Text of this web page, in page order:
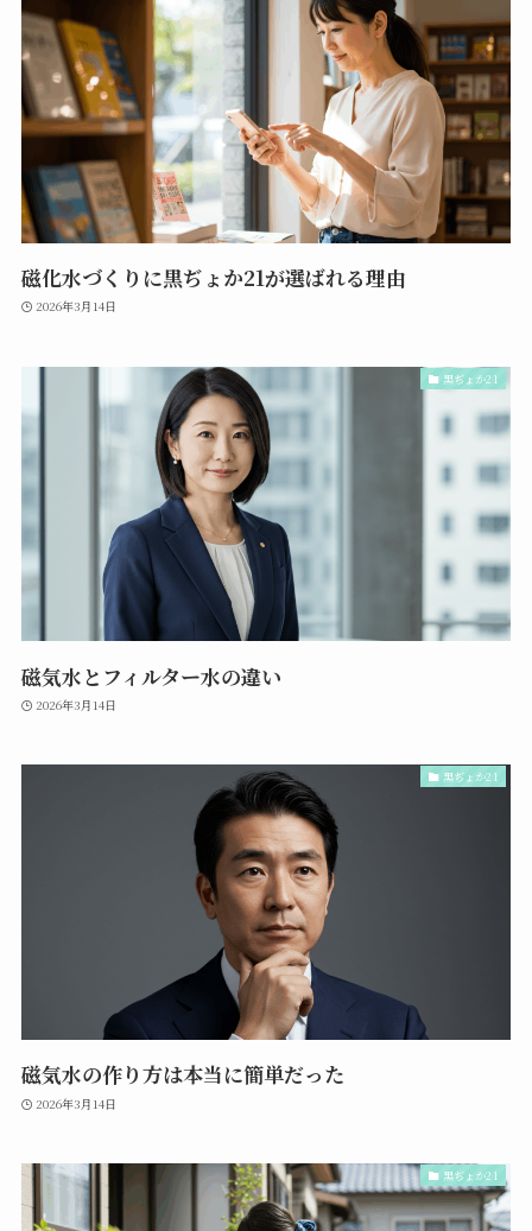
磁化水づくりに黒ぢょか21が選ばれる理由
2026年3月14日
黒ぢょか21
磁気水とフィルター水の違い
2026年3月14日
黒ぢょか21
磁気水の作り方は本当に簡単だった
2026年3月14日
黒ぢょか21